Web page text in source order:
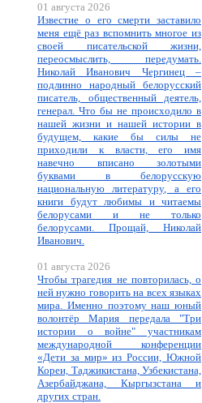
01 августа 2026
Известие о его смерти заставило
меня ещё раз вспомнить многое из
своей писательской жизни,
переосмыслить, передумать.
Николай Иванович Чергинец –
подлинно народный белорусский
писатель, общественный деятель,
генерал. Что бы не происходило в
нашей жизни и нашей истории в
будущем, какие бы силы не
приходили к власти, его имя
навечно вписано золотыми
буквами в белорусскую
национальную литературу, а его
книги будут любимы и читаемы
белорусами и не только
белорусами. Прощай, Николай
Иванович.
01 августа 2026
Чтобы трагедия не повторилась, о
ней нужно говорить на всех языках
мира. Именно поэтому наш юный
волонтёр Мария передала "Три
истории о войне" участникам
международной конференции
«Дети за мир» из России, Южной
Кореи, Таджикистана, Узбекистана,
Азербайджана, Кыргызстана и
других стран.